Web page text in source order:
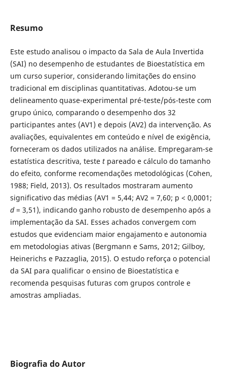
Resumo
Este estudo analisou o impacto da Sala de Aula Invertida
(SAI) no desempenho de estudantes de Bioestatística em
um curso superior, considerando limitações do ensino
tradicional em disciplinas quantitativas. Adotou-se um
delineamento quase-experimental pré-teste/pós-teste com
grupo único, comparando o desempenho dos 32
participantes antes (AV1) e depois (AV2) da intervenção. As
avaliações, equivalentes em conteúdo e nível de exigência,
forneceram os dados utilizados na análise. Empregaram-se
estatística descritiva, teste tpareado e cálculo do tamanho
do efeito, conforme recomendações metodológicas (Cohen,
1988; Field, 2013). Os resultados mostraram aumento
significativo das médias (AV1 = 5,44; AV2 = 7,60; p < 0,0001;
d= 3,51), indicando ganho robusto de desempenho após a
implementação da SAI. Esses achados convergem com
estudos que evidenciam maior engajamento e autonomia
em metodologias ativas (Bergmann e Sams, 2012; Gilboy,
Heinerichs e Pazzaglia, 2015). O estudo reforça o potencial
da SAI para qualificar o ensino de Bioestatística e
recomenda pesquisas futuras com grupos controle e
amostras ampliadas.
Biografia do Autor